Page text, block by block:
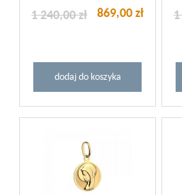
869,00 zł
1 240,00 zł
dodaj do koszyka